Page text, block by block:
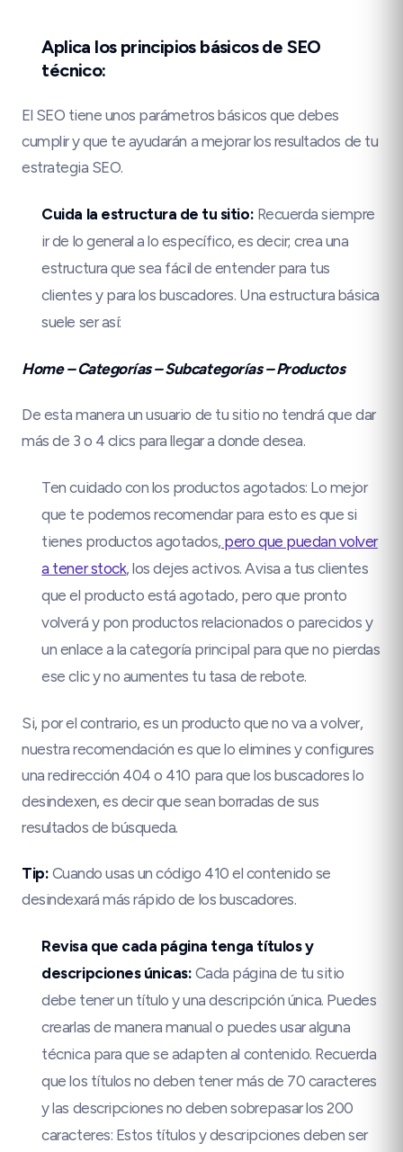
Aplica los principios básicos de SEO
técnico:
El SEO tiene unos parámetros básicos que debes
cumplir y que te ayudarán a mejorar los resultados de tu
estrategia SEO.
Cuida la estructura de tu sitio: Recuerda siempre
ir de lo general a lo específico, es decir; crea una
estructura que sea fácil de entender para tus
clientes y para los buscadores. Una estructura básica
suele ser así:
Home – Categorías – Subcategorías – Productos
De esta manera un usuario de tu sitio no tendrá que dar
más de 3 o 4 clics para llegar a donde desea.
Ten cuidado con los productos agotados: Lo mejor
que te podemos recomendar para esto es que si
tienes productos agotados, pero que puedan volver
a tener stock, los dejes activos. Avisa a tus clientes
que el producto está agotado, pero que pronto
volverá y pon productos relacionados o parecidos y
un enlace a la categoría principal para que no pierdas
ese clic y no aumentes tu tasa de rebote.
Si, por el contrario, es un producto que no va a volver,
nuestra recomendación es que lo elimines y configures
una redirección 404 o 410 para que los buscadores lo
desindexen, es decir que sean borradas de sus
resultados de búsqueda.
Tip: Cuando usas un código 410 el contenido se
desindexará más rápido de los buscadores.
Revisa que cada página tenga títulos y
descripciones únicas: Cada página de tu sitio
debe tener un título y una descripción única. Puedes
crearlas de manera manual o puedes usar alguna
técnica para que se adapten al contenido. Recuerda
que los títulos no deben tener más de 70 caracteres
y las descripciones no deben sobrepasar los 200
caracteres: Estos títulos y descripciones deben ser